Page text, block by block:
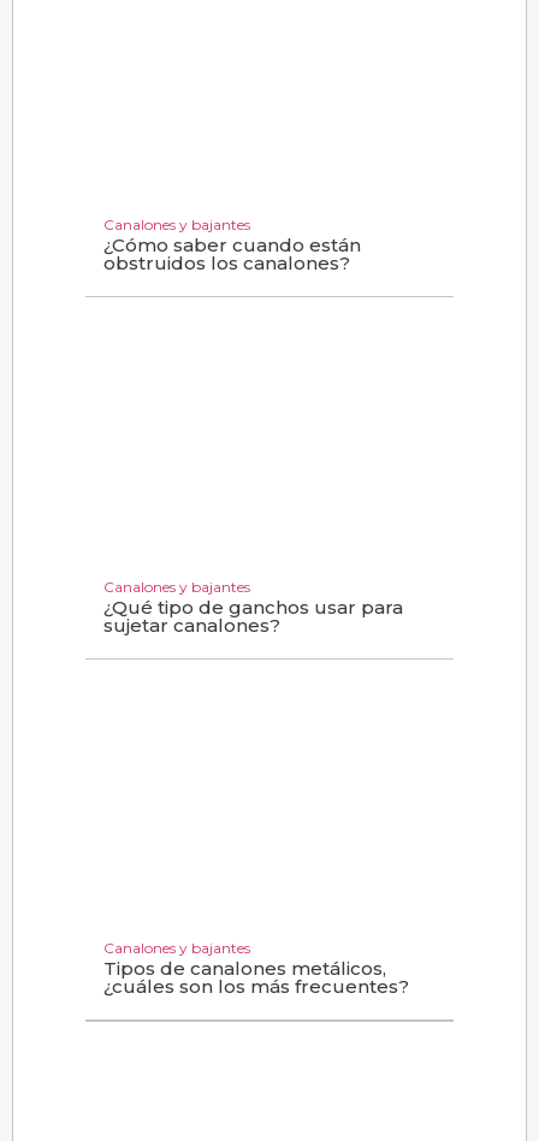
Canalones y bajantes
¿Cómo saber cuando están
obstruidos los canalones?
Canalones y bajantes
¿Qué tipo de ganchos usar para
sujetar canalones?
Canalones y bajantes
Tipos de canalones metálicos,
¿cuáles son los más frecuentes?